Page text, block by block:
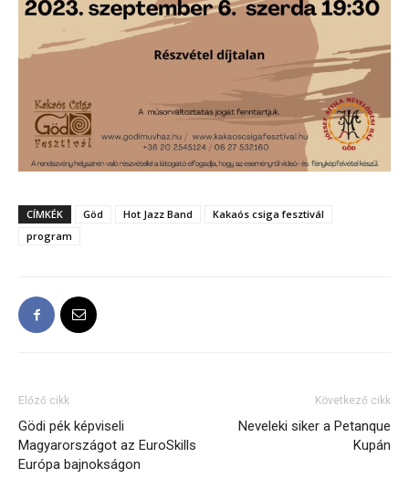
CÍMKÉK Göd Hot Jazz Band
Kakaós csiga fesztivál
program
Előző cikk
Gödi pék képviseli
Magyarországot az EuroSkills
Európa bajnokságon
Következő cikk
Neveleki siker a Petanque
Kupán